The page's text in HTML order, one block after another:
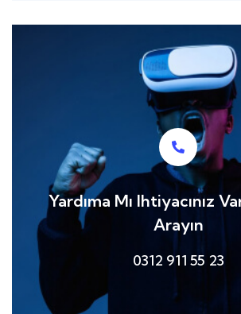
Yardıma Mı Ihtiyacınız
Arayın
0312 911 55 23